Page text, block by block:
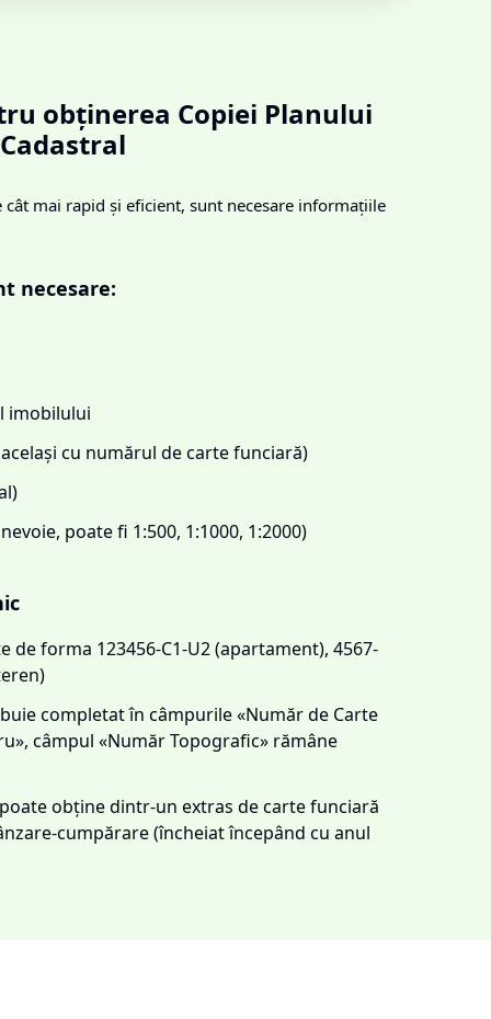
obținerea Copiei Planului
Cadastral
cât mai rapid și eficient, sunt necesare informațiile
necesare:
imobilului
cu numărul de carte funciară)
poate fi 1:500, 1:1000, 1:2000)
forma 123456-C1-U2 (apartament), 4567-
completat în câmpurile «Număr de Carte
câmpul «Număr Topografic» rămâne
obține dintr-un extras de carte funciară
cumpărare (încheiat începând cu anul